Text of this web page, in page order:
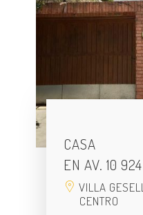
CASA
EN AV. 10 924
VILLA GESELL
CENTRO